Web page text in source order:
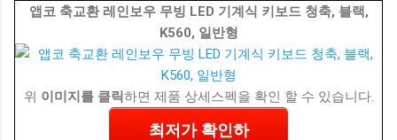
앱코 축교환 레인보우 무빙 LED 기계식 키보드 청축, 블랙,
K560, 일반형
위 이미지를 클릭하면 제품 상세스펙을 확인 할 수 있습니다.
최저가 확인하